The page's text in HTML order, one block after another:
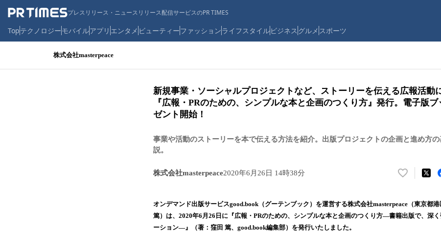
プレスリリース・ニュースリリース配信サービスのPR TIMES
Topテクノロジーモバイルアプリ エンタメ ビューティーファッションライフスタイルビジネス グルメ スポーツ
株式会社masterpeace
新規事業・ソーシャルプロジェクトなど、ストーリーを伝える広報活動
『広報・PRのための、シンプルな本と企画のつくり方』発行。電子版
ゼント開始！
事業や活動のストーリーを本で伝える方法を紹介。出版プロジェクトの企画と進め方
説。
株式会社masterpeace2020年6月26日 14時38分
い
！
数
オンデマンド出版サービスgood.book（グーテンブック）を運営する株式会社masterpeace（東京都港
篤）は、2020年6月26日に『広報・PRのための、シンプルな本と企画のつくり方―書籍出版で、深
ーション―』（著：窪田 篤、good.book編集部）を発行いたしました。